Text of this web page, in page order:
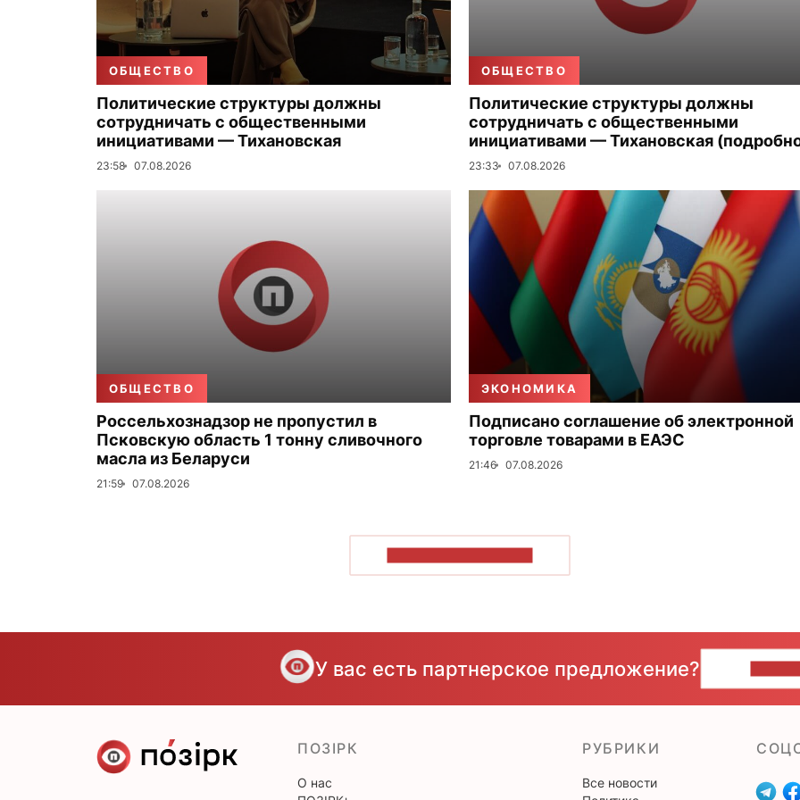
ОБЩЕСТВО
Политические структуры должны
сотрудничать с общественными
инициативами — Тихановская
23:58 07.08.2026
ОБЩЕСТВО
Политические структуры должны
сотрудничать с общественными
инициативами — Тихановская
23:33 07.08.2026
ОБЩЕСТВО
Россельхознадзор не пропустил в
Псковскую область 1 тонну сливочного
масла из Беларуси
21:59 07.08.2026
ЭКОНОМИКА
Подписано соглашение об электронной
торговле товарами в ЕАЭС
21:46 07.08.2026
У вас есть партнерское предложение?
ПОЗІРК
О нас
РУБРИКИ
Все новости